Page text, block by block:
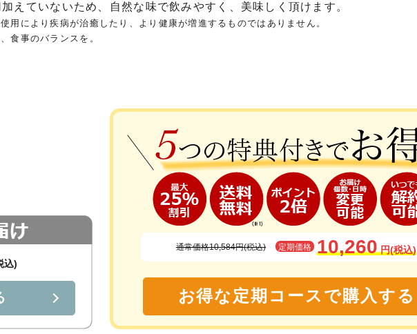
えていないため、自然な味で飲みやすく、美味しく頂けます。
により疾病が治癒したり、より健康が増進するものではありません。
食事のバランスを。
込)
通常価格10,584円(税込) 定期価格 10,260 円(税込)
お得な定期コースで購入する